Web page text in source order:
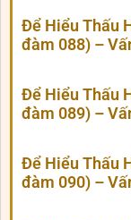
Để Hiểu Thấu
đàm 088) –
Để Hiểu Thấu
đàm 089) –
Để Hiểu Thấu
đàm 090) –